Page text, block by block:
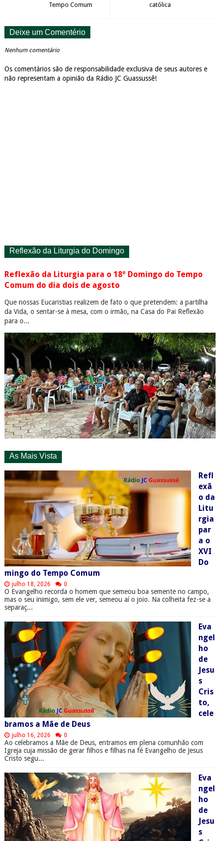
católica
Tempo Comum
Deixe um Comentério
Nenhum comentário
Os comentários são de responsabilidade exclusiva de seus autores e
não representam a opinião da Rádio JC Guassussê!
Reflexão da Liturgia do Domingo
Reflexão da Liturgia para o 18º Domingo do Tempo
Comum do dia dois de agosto
Que nossas Eucaristias realizem de fato o que pretendem: a partilha
da Vida, o sentar-se à mesa, com o irmão, na Casa do Pai Reflexão
para o...
As Mais Vista
Refl
exã
o da
Litu
rgia
par
a o
XVI
Do
mingo do Tempo Comum
julho 18, 2026 0
O Evangelho recorda o homem que semeou boa semente no campo,
mas o seu inimigo, sem ele ver, semeou aí o joio. Na colheita fez-se a
separaç...
Eva
ngel
ho
de
Jesu
s
Cris
to,
cele
bramos a Mãe de Deus
julho 16, 2026 0
Ao celebramos a Mãe de Deus, entramos em plena comunhão com
Igreja cuja missão de gerar filhos e filhas na fé Evangelho de Jesus
Cristo segu...
Eva
ngel
ho
de
Jesu
s